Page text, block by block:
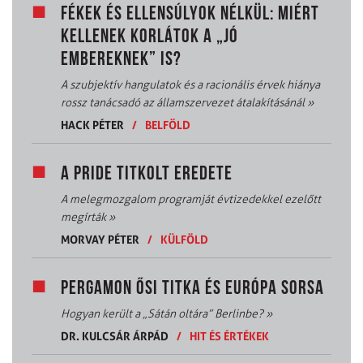
FÉKEK ÉS ELLENSÚLYOK NÉLKÜL: MIÉRT
KELLENEK KORLÁTOK A „JÓ
EMBEREKNEK” IS?
A szubjektív hangulatok és a racionális érvek hiánya
rossz tanácsadó az államszervezet átalakításánál»
HACK PÉTER
/ BELFÖLD
A PRIDE TITKOLT EREDETE
A melegmozgalom programját évtizedekkel ezelőtt
megírták»
MORVAY PÉTER
/ KÜLFÖLD
PERGAMON ŐSI TITKA ÉS EURÓPA SORSA
Hogyan került a „Sátán oltára” Berlinbe?»
DR. KULCSÁR ÁRPÁD
/ HIT ÉS ÉRTÉKEK